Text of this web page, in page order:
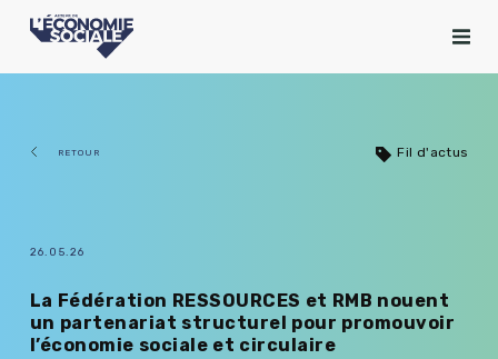
RETOUR Fil d'actus
26.05.26
La Fédération RESSOURCES et RMB nouent
un partenariat structurel pour promouvoir
l’économie sociale et circulaire